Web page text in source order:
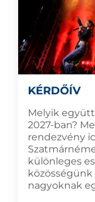
KÉRDŐÍV
Melyik
2027-ban?
rendezvény
különleges
közösségünk
nagyoknak